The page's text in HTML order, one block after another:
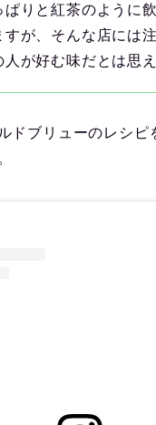
ぱりと紅茶のように
すが、そんな店には
が好む味だとは思え
ドブリューのレシピ